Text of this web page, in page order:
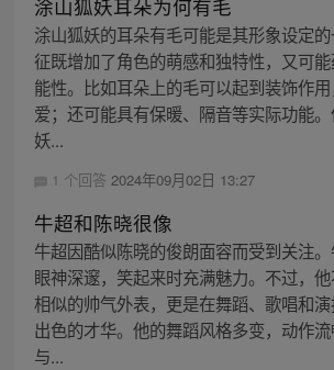
涂山狐妖耳朵为何有毛
涂山狐妖的耳朵有毛可能是其形象设定
征既增加了角色的萌感和独特性，又可
能性。比如耳朵上的毛可以起到装饰作
爱；还可能具有保暖、隔音等实际功能
妖...
1 个回答 2024年09月02日 13:27
牛超和陈晓很像
牛超因酷似陈晓的俊朗面容而受到关注。
眼神深邃，笑起来时充满魅力。不过，
相似的帅气外表，更是在舞蹈、歌唱和
出色的才华。他的舞蹈风格多变，动作
与...